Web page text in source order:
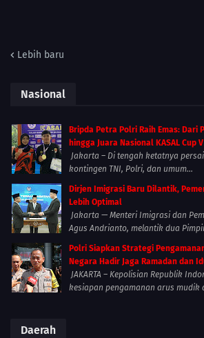
Lebih baru
Nasional
Bripda Petra Polri Raih Emas: Dari
hingga Juara Nasional KASAL Cup
Jakarta – Di tengah ketatnya
kontingen TNI, Polri, dan umum...
Dirjen Imigrasi Baru Dilantik,
Lebih Optimal
Jakarta — Menteri Imigrasi dan
Agus Andrianto, melantik dua
Polri Siapkan Strategi
Negara Hadir Jaga Ramadan dan
JAKARTA – Kepolisian Republik
kesiapan pengamanan arus mudik
Daerah